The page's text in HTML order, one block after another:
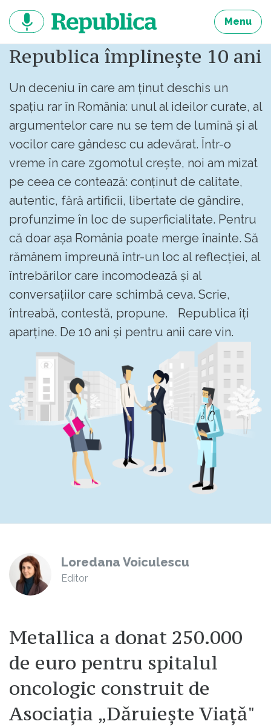
continut
Menu
Republica împlinește 10 ani
Un deceniu în care am ținut deschis un
spațiu rar în România: unul al ideilor curate, al
argumentelor care nu se tem de lumină și al
vocilor care gândesc cu adevărat. Într-o
vreme în care zgomotul crește, noi am mizat
pe ceea ce contează: conținut de calitate,
autentic, fără artificii, libertate de gândire,
profunzime în loc de superficialitate. Pentru
că doar așa România poate merge înainte. Să
rămânem împreună într-un loc al reflecției, al
întrebărilor care incomodează și al
conversațiilor care schimbă ceva. Scrie,
întreabă, contestă, propune. Republica îți
aparține. De 10 ani și pentru anii care vin.
Loredana Voiculescu
Editor
Metallica a donat 250.000
de euro pentru spitalul
oncologic construit de
Asociaţia „Dăruieşte Viaţă"